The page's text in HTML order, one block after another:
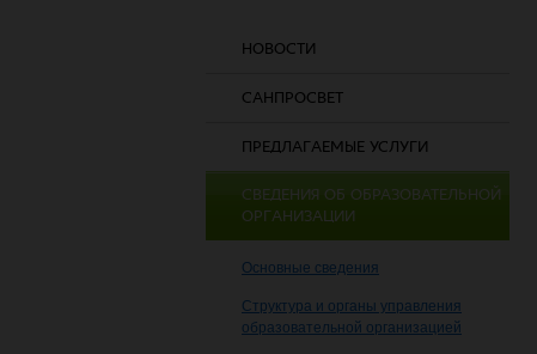
НОВОСТИ
САНПРОСВЕТ
ПРЕДЛАГАЕМЫЕ УСЛУГИ
СВЕДЕНИЯ ОБ ОБРАЗОВАТЕЛЬНОЙ
ОРГАНИЗАЦИИ
Основные сведения
Структура и органы управления
образовательной организацией